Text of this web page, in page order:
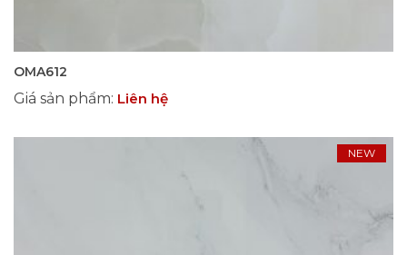
OMA612
Giá sản phẩm: Liên hệ
NEW